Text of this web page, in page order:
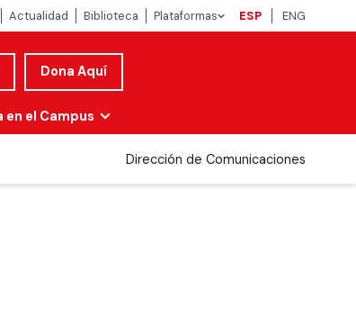
Actualidad Biblioteca Plataformas ESP ENG
Dona Aquí
en el Campus
Dirección de Comunicaciones